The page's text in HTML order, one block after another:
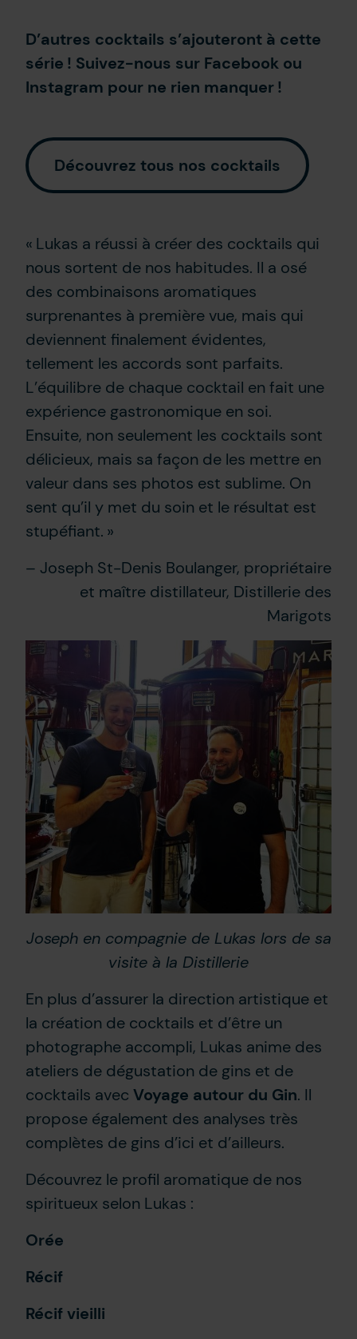
D’autres cocktails s’ajouteront à cette
série ! Suivez-nous sur Facebook ou
Instagram pour ne rien manquer !
Découvrez tous nos cocktails
« Lukas a réussi à créer des cocktails qui
nous sortent de nos habitudes. Il a osé
des combinaisons aromatiques
surprenantes à première vue, mais qui
deviennent finalement évidentes,
tellement les accords sont parfaits.
L’équilibre de chaque cocktail en fait une
expérience gastronomique en soi.
Ensuite, non seulement les cocktails sont
délicieux, mais sa façon de les mettre en
valeur dans ses photos est sublime. On
sent qu’il y met du soin et le résultat est
stupéfiant. »
– Joseph St-Denis Boulanger, propriétaire
et maître distillateur, Distillerie des
Marigots
Joseph en compagnie de Lukas lors de sa
visite à la Distillerie
En plus d’assurer la direction artistique et
la création de cocktails et d’être un
photographe accompli, Lukas anime des
ateliers de dégustation de gins et de
cocktails avec Voyage autour du Gin. Il
propose également des analyses très
complètes de gins d’ici et d’ailleurs.
Découvrez le profil aromatique de nos
spiritueux selon Lukas :
Orée
Récif
Récif vieilli